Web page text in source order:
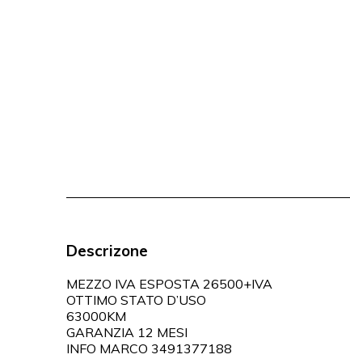
Descrizone
MEZZO IVA ESPOSTA 26500+IVA
OTTIMO STATO D’USO
63000KM
GARANZIA 12 MESI
INFO MARCO 3491377188